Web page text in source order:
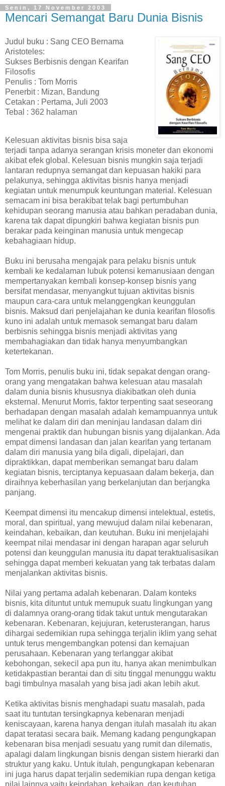
Senin, 17 November 2003
Mencari Semangat Baru Dunia Bisnis
Judul buku : Sang CEO Bernama
Aristoteles:
Sukses Berbisnis dengan Kearifan
Filosofis
Penulis : Tom Morris
Penerbit : Mizan, Bandung
Cetakan : Pertama, Juli 2003
Tebal : 362 halaman
Kelesuan aktivitas bisnis bisa saja
terjadi tanpa adanya serangan krisis moneter dan ekonomi
akibat efek global. Kelesuan bisnis mungkin saja terjadi
lantaran redupnya semangat dan kepuasan hakiki para
pelakunya, sehingga aktivitas bisnis hanya menjadi
kegiatan untuk menumpuk keuntungan material. Kelesuan
semacam ini bisa berakibat telak bagi pertumbuhan
kehidupan seorang manusia atau bahkan peradaban dunia,
karena tak dapat dipungkiri bahwa kegiatan bisnis pun
berakar pada keinginan manusia untuk mengecap
kebahagiaan hidup.
Buku ini berusaha mengajak para pelaku bisnis untuk
kembali ke kedalaman lubuk potensi kemanusiaan dengan
mempertanyakan kembali konsep-konsep bisnis yang
bersifat mendasar, menyangkut tujuan aktivitas bisnis
maupun cara-cara untuk melanggengkan keunggulan
bisnis. Maksud dari penjelajahan ke dunia kearifan filosofis
kuno ini adalah untuk memasok semangat baru dalam
berbisnis sehingga bisnis menjadi aktivitas yang
membahagiakan dan tidak hanya menyumbangkan
ketertekanan.
Tom Morris, penulis buku ini, tidak sepakat dengan orang-
orang yang mengatakan bahwa kelesuan atau masalah
dalam dunia bisnis khususnya diakibatkan oleh dunia
eksternal. Menurut Morris, faktor terpenting saat seseorang
berhadapan dengan masalah adalah kemampuannya untuk
melihat ke dalam diri dan meninjau landasan dalam diri
mengenai praktik dan hubungan bisnis yang dijalankan. Ada
empat dimensi landasan dan jalan kearifan yang tertanam
dalam diri manusia yang bila digali, dipelajari, dan
dipraktikkan, dapat memberikan semangat baru dalam
kegiatan bisnis, terciptanya kepuasaan dalam bekerja, dan
diraihnya keberhasilan yang berkelanjutan dan berjangka
panjang.
Keempat dimensi itu mencakup dimensi intelektual, estetis,
moral, dan spiritual, yang mewujud dalam nilai kebenaran,
keindahan, kebaikan, dan keutuhan. Buku ini menjelajahi
keempat nilai mendasar ini dengan harapan agar seluruh
potensi dan keunggulan manusia itu dapat teraktualisasikan
sehingga dapat memberi kekuatan yang tak terbatas dalam
menjalankan aktivitas bisnis.
Nilai yang pertama adalah kebenaran. Dalam konteks
bisnis, kita dituntut untuk memupuk suatu lingkungan yang
di dalamnya orang-orang tidak takut untuk mengutarakan
kebenaran. Kebenaran, kejujuran, keterusterangan, harus
dihargai sedemikian rupa sehingga terjalin iklim yang sehat
untuk terus mengembangkan potensi dan kemajuan
perusahaan. Kebenaran yang terlanggar akibat
kebohongan, sekecil apa pun itu, hanya akan menimbulkan
ketidakpastian berantai dan di situ tinggal menunggu waktu
bagi timbulnya masalah yang bisa jadi akan lebih akut.
Ketika aktivitas bisnis menghadapi suatu masalah, pada
saat itu tuntutan tersingkapnya kebenaran menjadi
keniscayaan, karena hanya dengan itulah masalah itu akan
dapat teratasi secara baik. Memang kadang pengungkapan
kebenaran bisa menjadi sesuatu yang rumit dan dilematis,
apalagi dalam lingkungan bisnis dengan sistem hierarki dan
struktur yang kaku. Untuk itulah, pengungkapan kebenaran
ini juga harus dapat terjalin sedemikian rupa dengan ketiga
nilai lainnya yaitu keindahan, kebaikan, dan keutuhan.